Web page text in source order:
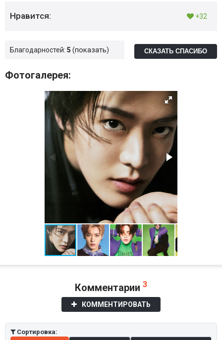
Нравится: +32
Благодарностей: 5 показать СКАЗАТЬ СПАСИБО
Фотогалерея:
Комментарии 3
КОММЕНТИРОВАТЬ
Сортировка: